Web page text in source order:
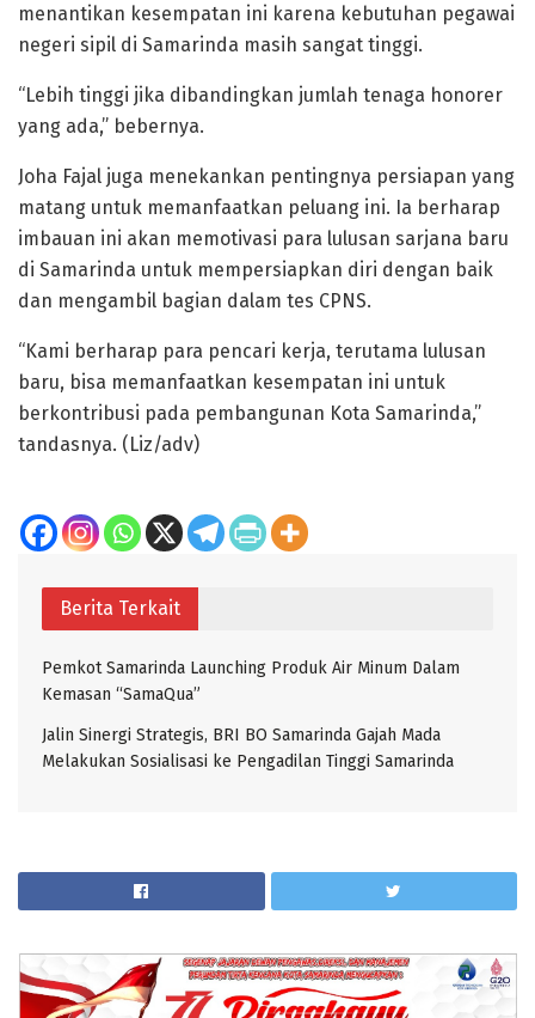
menantikan kesempatan ini karena kebutuhan pegawai
negeri sipil di Samarinda masih sangat tinggi.
“Lebih tinggi jika dibandingkan jumlah tenaga honorer
yang ada,” bebernya.
Joha Fajal juga menekankan pentingnya persiapan yang
matang untuk memanfaatkan peluang ini. Ia berharap
imbauan ini akan memotivasi para lulusan sarjana baru
di Samarinda untuk mempersiapkan diri dengan baik
dan mengambil bagian dalam tes CPNS.
“Kami berharap para pencari kerja, terutama lulusan
baru, bisa memanfaatkan kesempatan ini untuk
berkontribusi pada pembangunan Kota Samarinda,”
tandasnya. (Liz/adv)
Berita Terkait
Pemkot Samarinda Launching Produk Air Minum Dalam
Kemasan “SamaQua”
Jalin Sinergi Strategis, BRI BO Samarinda Gajah Mada
Melakukan Sosialisasi ke Pengadilan Tinggi Samarinda